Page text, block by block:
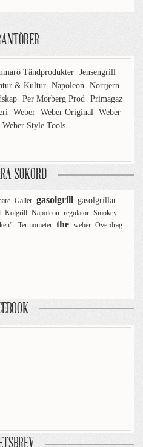
Tändprodukter Jensengrill
& Kultur Napoleon Norrjern
Per Morberg Prod Primagaz
Weber Weber Original Weber
Weber Style Tools
SÖKORD
Galler gasolgrill gasolgrillar
Kolgrill Napoleon regulator Smokey
Termometer the weber Överdrag